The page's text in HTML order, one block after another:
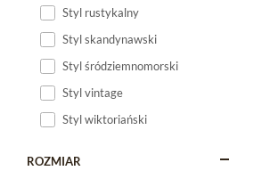
Styl rustykalny
Styl skandynawski
Styl śródziemnomorski
Styl vintage
Styl wiktoriański
ROZMIAR